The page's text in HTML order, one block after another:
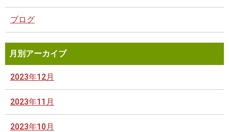
ブログ
月別アーカイブ
2023年12月
2023年11月
2023年10月